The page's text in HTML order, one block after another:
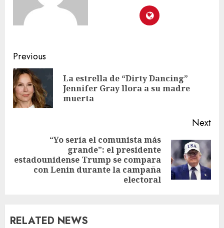
Previous
La estrella de “Dirty Dancing”
Jennifer Gray llora a su madre
muerta
Next
“Yo sería el comunista más
grande”: el presidente
estadounidense Trump se compara
con Lenin durante la campaña
electoral
RELATED NEWS